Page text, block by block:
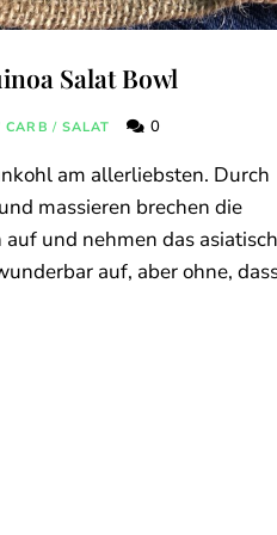
Salat Bowl
CARB / SALAT 0
am allerliebsten. Durch
massieren brechen die
und nehmen das
auf, aber ohne,